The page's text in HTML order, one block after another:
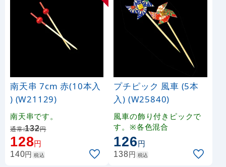
南天串 7cm 赤(10本入
) (W21129)
南天串です。
通常:132円
128円
140円 税込
プチピック 風車 (5本
入) (W25840)
風車の飾り付きピックで
す。※各色混合
126円
138円 税込